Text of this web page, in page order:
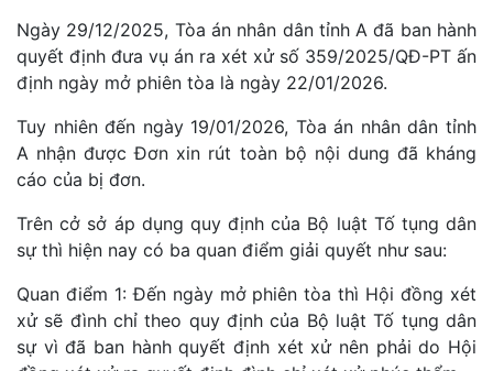
Ngày 29/12/2025, Tòa án nhân dân tỉnh A đã ban hành
quyết định đưa vụ án ra xét xử số 359/2025/QĐ-PT ấn
định ngày mở phiên tòa là ngày 22/01/2026.
Tuy nhiên đến ngày 19/01/2026, Tòa án nhân dân tỉnh
A nhận được Đơn xin rút toàn bộ nội dung đã kháng
cáo của bị đơn.
Trên cở sở áp dụng quy định của Bộ luật Tố tụng dân
sự thì hiện nay có ba quan điểm giải quyết như sau:
Quan điểm 1: Đến ngày mở phiên tòa thì Hội đồng xét
xử sẽ đình chỉ theo quy định của Bộ luật Tố tụng dân
sự vì đã ban hành quyết định xét xử nên phải do Hội